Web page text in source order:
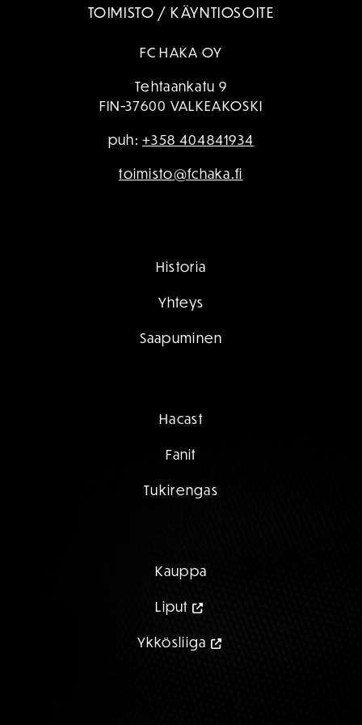
TOIMISTO / KÄYNTIOSOITE
FC HAKA OY
Tehtaankatu 9
FIN-37600 VALKEAKOSKI
puh:+358 404841934
toimisto@fchaka.fi
Historia
Yhteys
Saapuminen
Hacast
Fanit
Tukirengas
Kauppa
Liput
Ykkösliiga